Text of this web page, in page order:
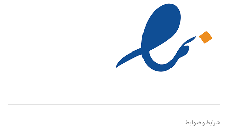
شرایط و ضوابط